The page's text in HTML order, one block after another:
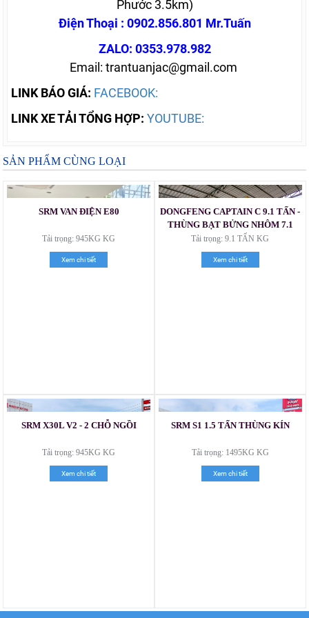
Phước 3.5km)
Điện Thoại : 0902.856.801 Mr.Tuấn
ZALO: 0353.978.982
Email: trantuanjac@gmail.com
LINK BÁO GIÁ: FACEBOOK:
LINK XE TẢI TỔNG HỢP: YOUTUBE:
SẢN PHẨM CÙNG LOẠI
SRM VAN ĐIỆN E80
Tải trọng: 945KG KG
Xem chi tiết
DONGFENG CAPTAIN C 9.1 TẤN -
THÙNG BẠT BỬNG NHÔM 7.1
MÉT
Tải trọng: 9.1 TẤN KG
Xem chi tiết
SRM X30L V2 - 2 CHỖ NGỒI
Tải trọng: 945KG KG
Xem chi tiết
SRM S1 1.5 TẤN THÙNG KÍN
Tải trọng: 1495KG KG
Xem chi tiết